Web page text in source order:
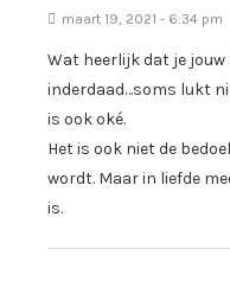
maart 19, 2021 - 6:34 pm
Wat heerlijk dat je jouw
inderdaad…soms lukt
is ook oké.
Het is ook niet de
wordt. Maar in liefde
is.